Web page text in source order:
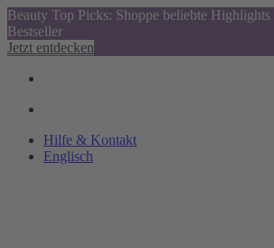
Beauty Top Picks: Shoppe beliebte
Bestseller
Jetzt entdecken
Hilfe & Kontakt
Englisch